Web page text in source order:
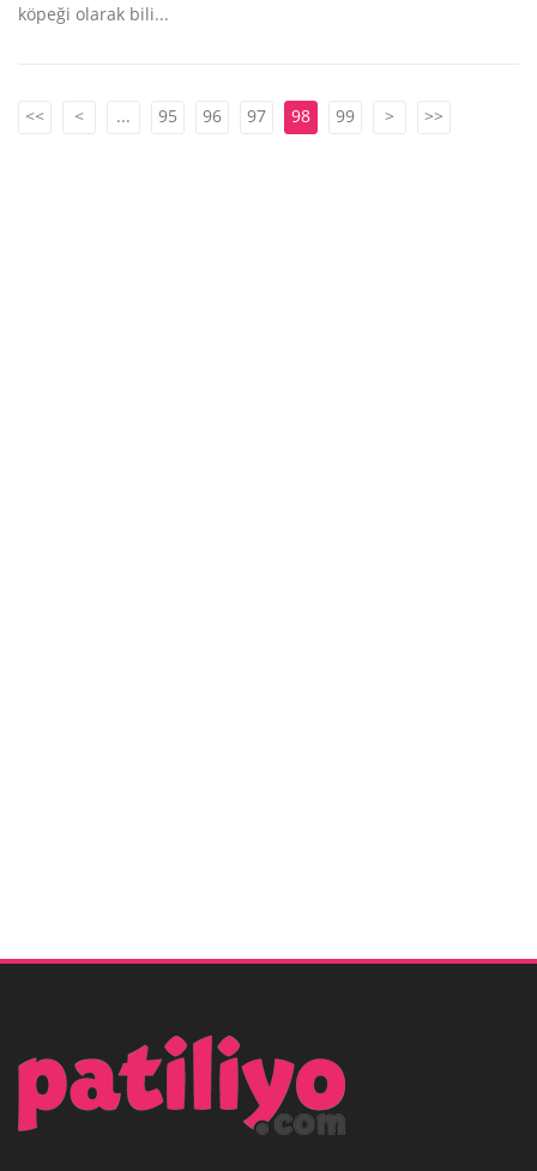
köpeği olarak bili...
<< < ... 95 96 97 98 99 > >>